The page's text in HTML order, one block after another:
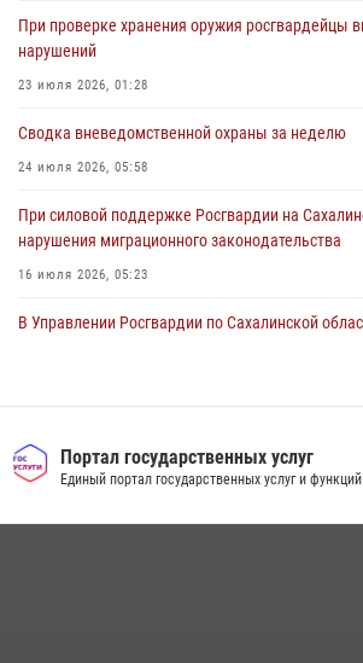
При проверке хранения оружия росгвардейцы
нарушений
23 июля 2026, 01:28
Сводка вневедомственной охраны за неделю
24 июля 2026, 05:58
При силовой поддержке Росгвардии на
нарушения миграционного законодательства
16 июля 2026, 05:23
В Управлении Росгвардии по Сахалинской
30 июля 2026, 07:18 2
Сводка вневедомственной охраны за неделю
17 июля 2026, 04:37
Портал государственных услуг
Единый портал государственных услуг и функций